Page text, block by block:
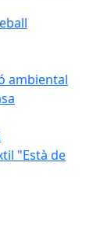
ambiental
"Està de